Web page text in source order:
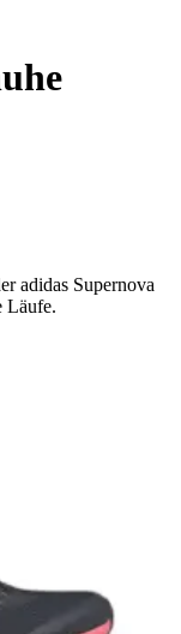
adidas Supernova
Läufe.